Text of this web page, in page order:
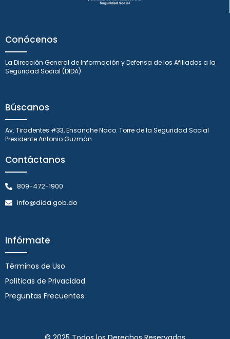
Conócenos
La Dirección General de Información y Defensa de los Afiliados a la
Seguridad Social (DIDA)
Búscanos
Av. Tiradentes #33, Ensanche Naco. Torre de la Seguridad Social
Presidente Antonio Guzmán
Contáctanos
809-472-1900
info@dida.gob.do
Infórmate
Términos de Uso
Políticas de Privacidad
Preguntas Frecuentes